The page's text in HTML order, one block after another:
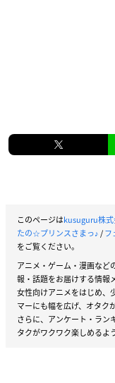
このページはkusuguru株
たの☆プリンスさまっ♪/フ
をご覧ください。
アニメ・ゲーム・漫画など
報・話題をお届けする情報
女性向けアニメをはじめ、
マーにも幅を広げ、オタク
さらに、アンケート・ラン
タクがワクワク楽しめるよ